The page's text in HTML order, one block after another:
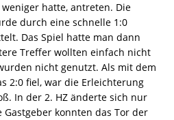
hatte, antreten. Die
durch eine schnelle 1:0
Das Spiel hatte man dann
Treffer wollten einfach nicht
nicht genutzt. Als mit dem
2:0 fiel, war die Erleichterung
In der 2. HZ änderte sich nur
konnten das Tor der